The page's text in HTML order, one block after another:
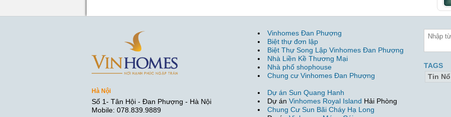
Hà Nội
Số 1- Tân Hội - Đan Phượng - Hà Nội
Mobile: 078.839.9889
Vinhomes Đan Phượng
Biệt thự đơn lập
Biệt Thự Song Lập Vinhomes Đan Phượng
Nhà Liền Kề Thương Mại
Nhà phố shophouse
Chung cư Vinhomes Đan Phượng
Dự án Sun Quang Hanh
Dự án Vinhomes Royal Island Hải Phòng
Chung Cư Sun Bãi Cháy Hạ Long
TAGS
Tin